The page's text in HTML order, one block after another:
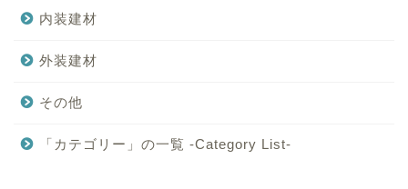
内装建材
外装建材
その他
「カテゴリー」の一覧 -Category List-